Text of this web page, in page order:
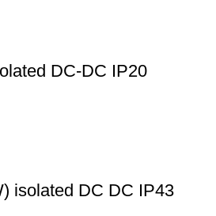
DC-DC IP20
isolated DC DC IP43